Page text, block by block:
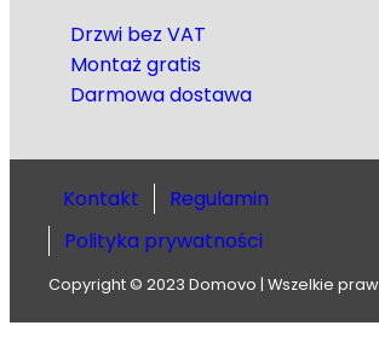
Drzwi bez VAT
Montaż gratis
Darmowa dostawa
Kontakt
Regulamin
Polityka prywatności
Copyright © 2023 Domovo | Wszelkie